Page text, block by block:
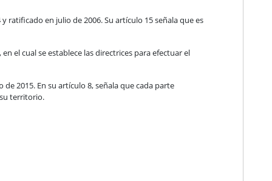
ratificado en julio de 2006. Su artículo 15 señala que es
el cual se establece las directrices para efectuar el
2015. En su artículo 8, señala que cada parte
territorio.